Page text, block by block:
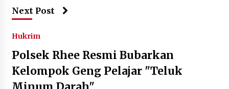
Next Post
Hukrim
Polsek Rhee Resmi Bubarkan
Kelompok Geng Pelajar "Teluk